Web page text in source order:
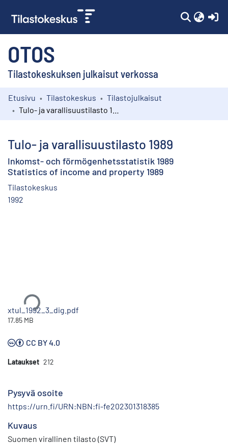
OTOS
Tilastokeskuksen julkaisut verkossa
Kokoelmat
Etusivu Tilastokeskus
Tilastojulkaisut
Tulo- ja varallisuustilasto 1989
Inkomst- och förmögenhetsstatistik 1989
Statistics of income and property 1989
Tilastokeskus
1992
xtul_1992_3_dig.pdf
17.85 MB
CC BY 4.0
Lataukset 212
Pysyvä osoite
https://urn.fi/URN:NBN:fi-fe202301318385
Kuvaus
Suomen virallinen tilasto (SVT)